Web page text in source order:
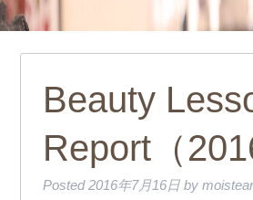
Beauty
Report（
Posted2016年7月16日 by